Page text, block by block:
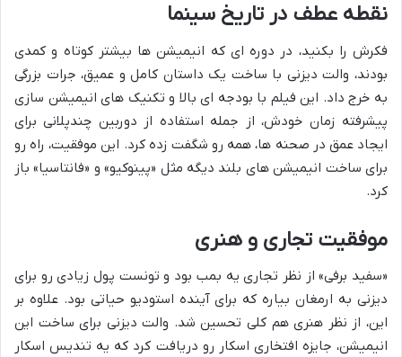
نقطه عطف در تاریخ سینما
فکرش را بکنید، در دوره ای که انیمیشن ها بیشتر کوتاه و کمدی
بودند، والت دیزنی با ساخت یک داستان کامل و عمیق، جرات بزرگی
به خرج داد. این فیلم با بودجه ای بالا و تکنیک های انیمیشن سازی
پیشرفته زمان خودش، از جمله استفاده از دوربین چندپلانی برای
ایجاد عمق در صحنه ها، همه رو شگفت زده کرد. این موفقیت، راه رو
برای ساخت انیمیشن های بلند دیگه مثل «پینوکیو» و «فانتاسیا» باز
کرد.
موفقیت تجاری و هنری
«سفید برفی» از نظر تجاری یه بمب بود و تونست پول زیادی رو برای
دیزنی به ارمغان بیاره که برای آینده استودیو حیاتی بود. علاوه بر
این، از نظر هنری هم کلی تحسین شد. والت دیزنی برای ساخت این
انیمیشن، جایزه افتخاری اسکار رو دریافت کرد که یه تندیس اسکار